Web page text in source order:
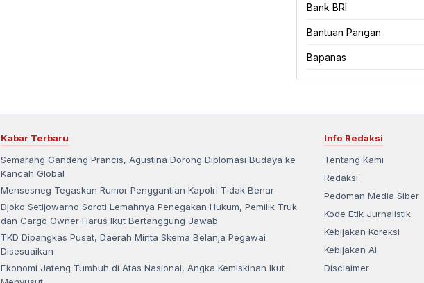
Bank BRI
Bantuan Pangan
Bapanas
Kabar Terbaru
Semarang Gandeng Prancis, Agustina Dorong Diplomasi Budaya ke
Kancah Global
Mensesneg Tegaskan Rumor Penggantian Kapolri Tidak Benar
Djoko Setijowarno Soroti Lemahnya Penegakan Hukum, Pemilik Truk
dan Cargo Owner Harus Ikut Bertanggung Jawab
TKD Dipangkas Pusat, Daerah Minta Skema Belanja Pegawai
Disesuaikan
Ekonomi Jateng Tumbuh di Atas Nasional, Angka Kemiskinan Ikut
Info Redaksi
Tentang Kami
Redaksi
Pedoman Media Siber
Kode Etik Jurnalistik
Kebijakan Koreksi
Kebijakan AI
Disclaimer